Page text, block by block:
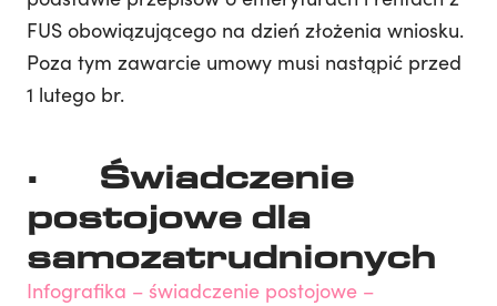
FUS obowiązującego na dzień złożenia wniosku.
Poza tym zawarcie umowy musi nastąpić przed
1 lutego br.
· Świadczenie
postojowe dla
samozatrudnionych
Infografika – świadczenie postojowe –